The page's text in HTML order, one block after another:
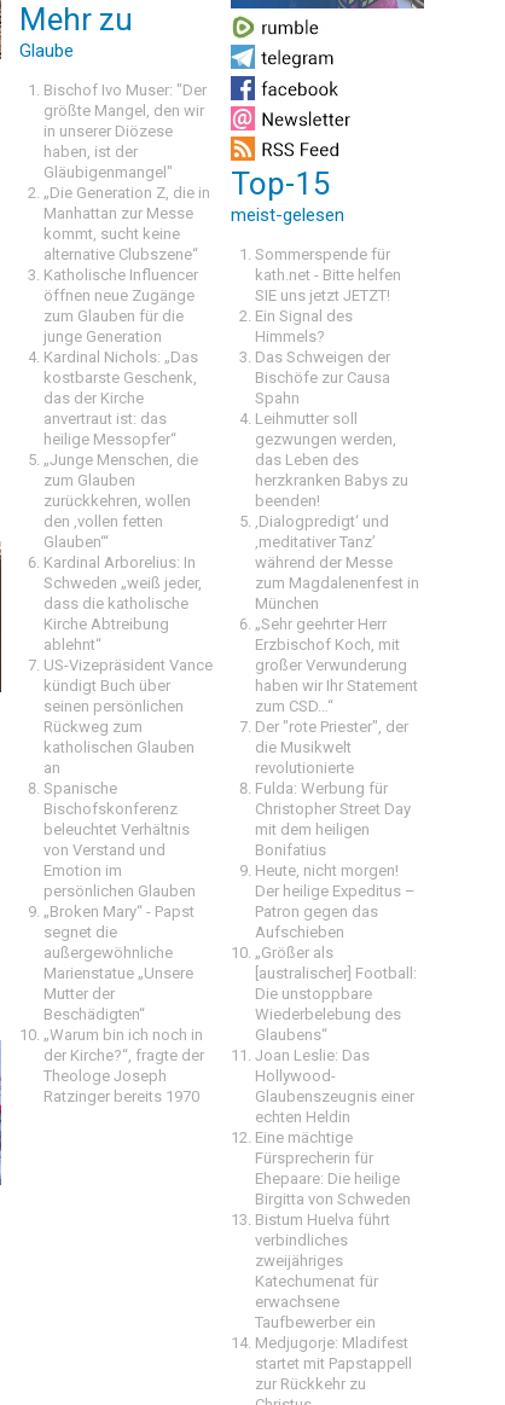
Mehr zu
Glaube
Bischof Ivo Muser: "Der
größte Mangel, den wir
in unserer Diözese
haben, ist der
Gläubigenmangel"
„Die Generation Z, die in
Manhattan zur Messe
kommt, sucht keine
alternative Clubszene“
Katholische Influencer
öffnen neue Zugänge
zum Glauben für die
junge Generation
Kardinal Nichols: „Das
kostbarste Geschenk,
das der Kirche
anvertraut ist: das
heilige Messopfer“
„Junge Menschen, die
zum Glauben
zurückkehren, wollen
den ‚vollen fetten
Glauben‘“
Kardinal Arborelius: In
Schweden „weiß jeder,
dass die katholische
Kirche Abtreibung
ablehnt“
US-Vizepräsident Vance
kündigt Buch über
seinen persönlichen
Rückweg zum
katholischen Glauben
an
Spanische
Bischofskonferenz
beleuchtet Verhältnis
von Verstand und
Emotion im
persönlichen Glauben
„Broken Mary“ - Papst
segnet die
außergewöhnliche
Marienstatue „Unsere
Mutter der
Beschädigten“
„Warum bin ich noch in
der Kirche?“, fragte der
Theologe Joseph
Ratzinger bereits 1970
Top-15
meist-gelesen
Sommerspende für
kath.net - Bitte helfen
SIE uns jetzt JETZT!
Ein Signal des
Himmels?
Das Schweigen der
Bischöfe zur Causa
Spahn
Leihmutter soll
gezwungen werden,
das Leben des
herzkranken Babys zu
beenden!
‚Dialogpredigt‘ und
‚meditativer Tanz’
während der Messe
zum Magdalenenfest in
München
„Sehr geehrter Herr
Erzbischof Koch, mit
großer Verwunderung
haben wir Ihr Statement
zum CSD…“
Der "rote Priester", der
die Musikwelt
revolutionierte
Fulda: Werbung für
Christopher Street Day
mit dem heiligen
Bonifatius
Heute, nicht morgen!
Der heilige Expeditus –
Patron gegen das
Aufschieben
„Größer als
[australischer] Football:
Die unstoppbare
Wiederbelebung des
Glaubens“
Joan Leslie: Das
Hollywood-
Glaubenszeugnis einer
echten Heldin
Eine mächtige
Fürsprecherin für
Ehepaare: Die heilige
Birgitta von Schweden
Bistum Huelva führt
verbindliches
zweijähriges
Katechumenat für
erwachsene
Taufbewerber ein
Medjugorje: Mladifest
startet mit Papstappell
zur Rückkehr zu